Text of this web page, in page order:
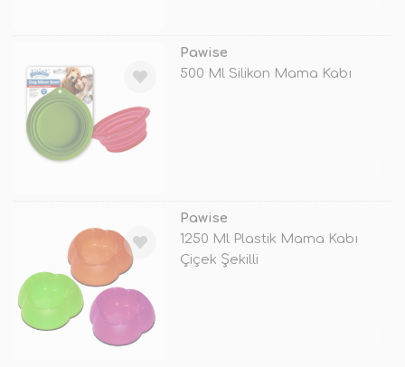
Pawise
500 Ml Silikon Mama Kabı
Pawise
1250 Ml Plastik Mama Kabı
Çiçek Şekilli